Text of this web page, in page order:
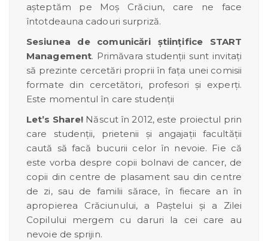
așteptăm pe Moș Crăciun, care ne face
întotdeauna cadouri surpriză.
Sesiunea de comunicări științifice START
Management. Primăvara studenții sunt invitați
să prezinte cercetări proprii în fața unei comisii
formate din cercetători, profesori și experți.
Este momentul în care studenții
Let’s Share! Născut în 2012, este proiectul prin
care studenții, prietenii și angajații facultății
caută să facă bucurii celor în nevoie. Fie că
este vorba despre copii bolnavi de cancer, de
copii din centre de plasament sau din centre
de zi, sau de familii sărace, în fiecare an în
apropierea Crăciunului, a Paștelui și a Zilei
Copilului mergem cu daruri la cei care au
nevoie de sprijin.